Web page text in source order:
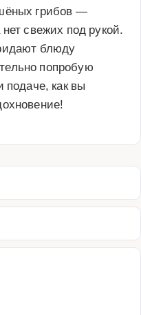
грибов —
свежих под рукой.
блюду
попробую
подаче, как вы